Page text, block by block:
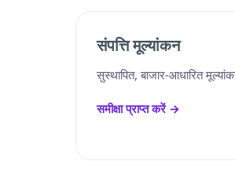
संपत्ति मूल्यांकन
सुस्थापित, बाजार-आधारित
समीक्षा प्राप्त करें →